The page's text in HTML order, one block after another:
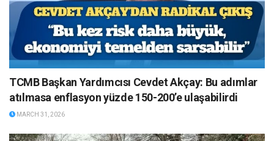
TCMB Başkan Yardımcısı Cevdet Akçay: Bu adımlar
atılmasa enflasyon yüzde 150-200’e ulaşabilirdi
MARCH 31, 2026